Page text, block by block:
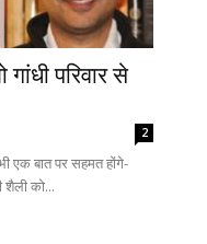
परिवार से
2
एक बात पर सहमत होंगे-
शैली को...